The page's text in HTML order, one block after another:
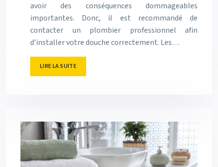
avoir des conséquences dommageables
importantes. Donc, il est recommandé de
contacter un plombier professionnel afin
d’installer votre douche correctement. Les…
LIRE LA SUITE